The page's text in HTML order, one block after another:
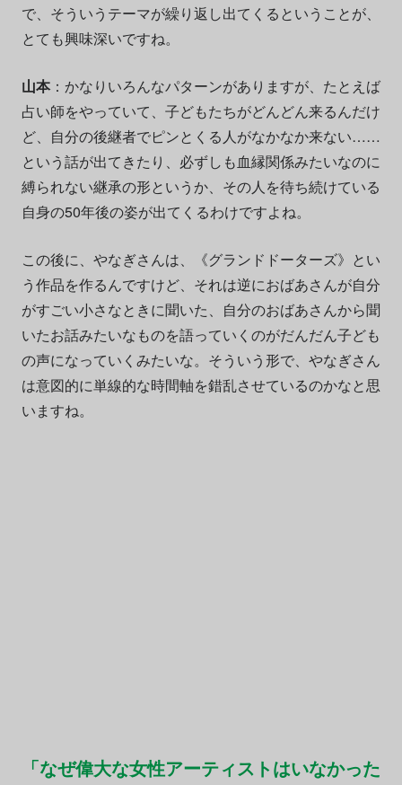
で、そういうテーマが繰り返し出てくるということが、
とても興味深いですね。
山本：かなりいろんなパターンがありますが、たとえば
占い師をやっていて、子どもたちがどんどん来るんだけ
ど、自分の後継者でピンとくる人がなかなか来ない……
という話が出てきたり、必ずしも血縁関係みたいなのに
縛られない継承の形というか、その人を待ち続けている
自身の50年後の姿が出てくるわけですよね。
この後に、やなぎさんは、《グランドドーターズ》とい
う作品を作るんですけど、それは逆におばあさんが自分
がすごい小さなときに聞いた、自分のおばあさんから聞
いたお話みたいなものを語っていくのがだんだん子ども
の声になっていくみたいな。そういう形で、やなぎさん
は意図的に単線的な時間軸を錯乱させているのかなと思
いますね。
「なぜ偉大な女性アーティストはいなかった